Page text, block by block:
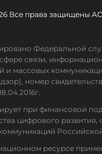
Все права защищены
Федеральной
связи,
и массовых
номер
при финансовой
цифрового развития,
ресурсе